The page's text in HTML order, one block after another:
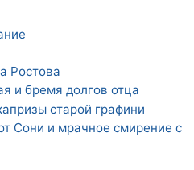
Ростова
и бремя долгов отца
старой графини
Сони и мрачное смирение с